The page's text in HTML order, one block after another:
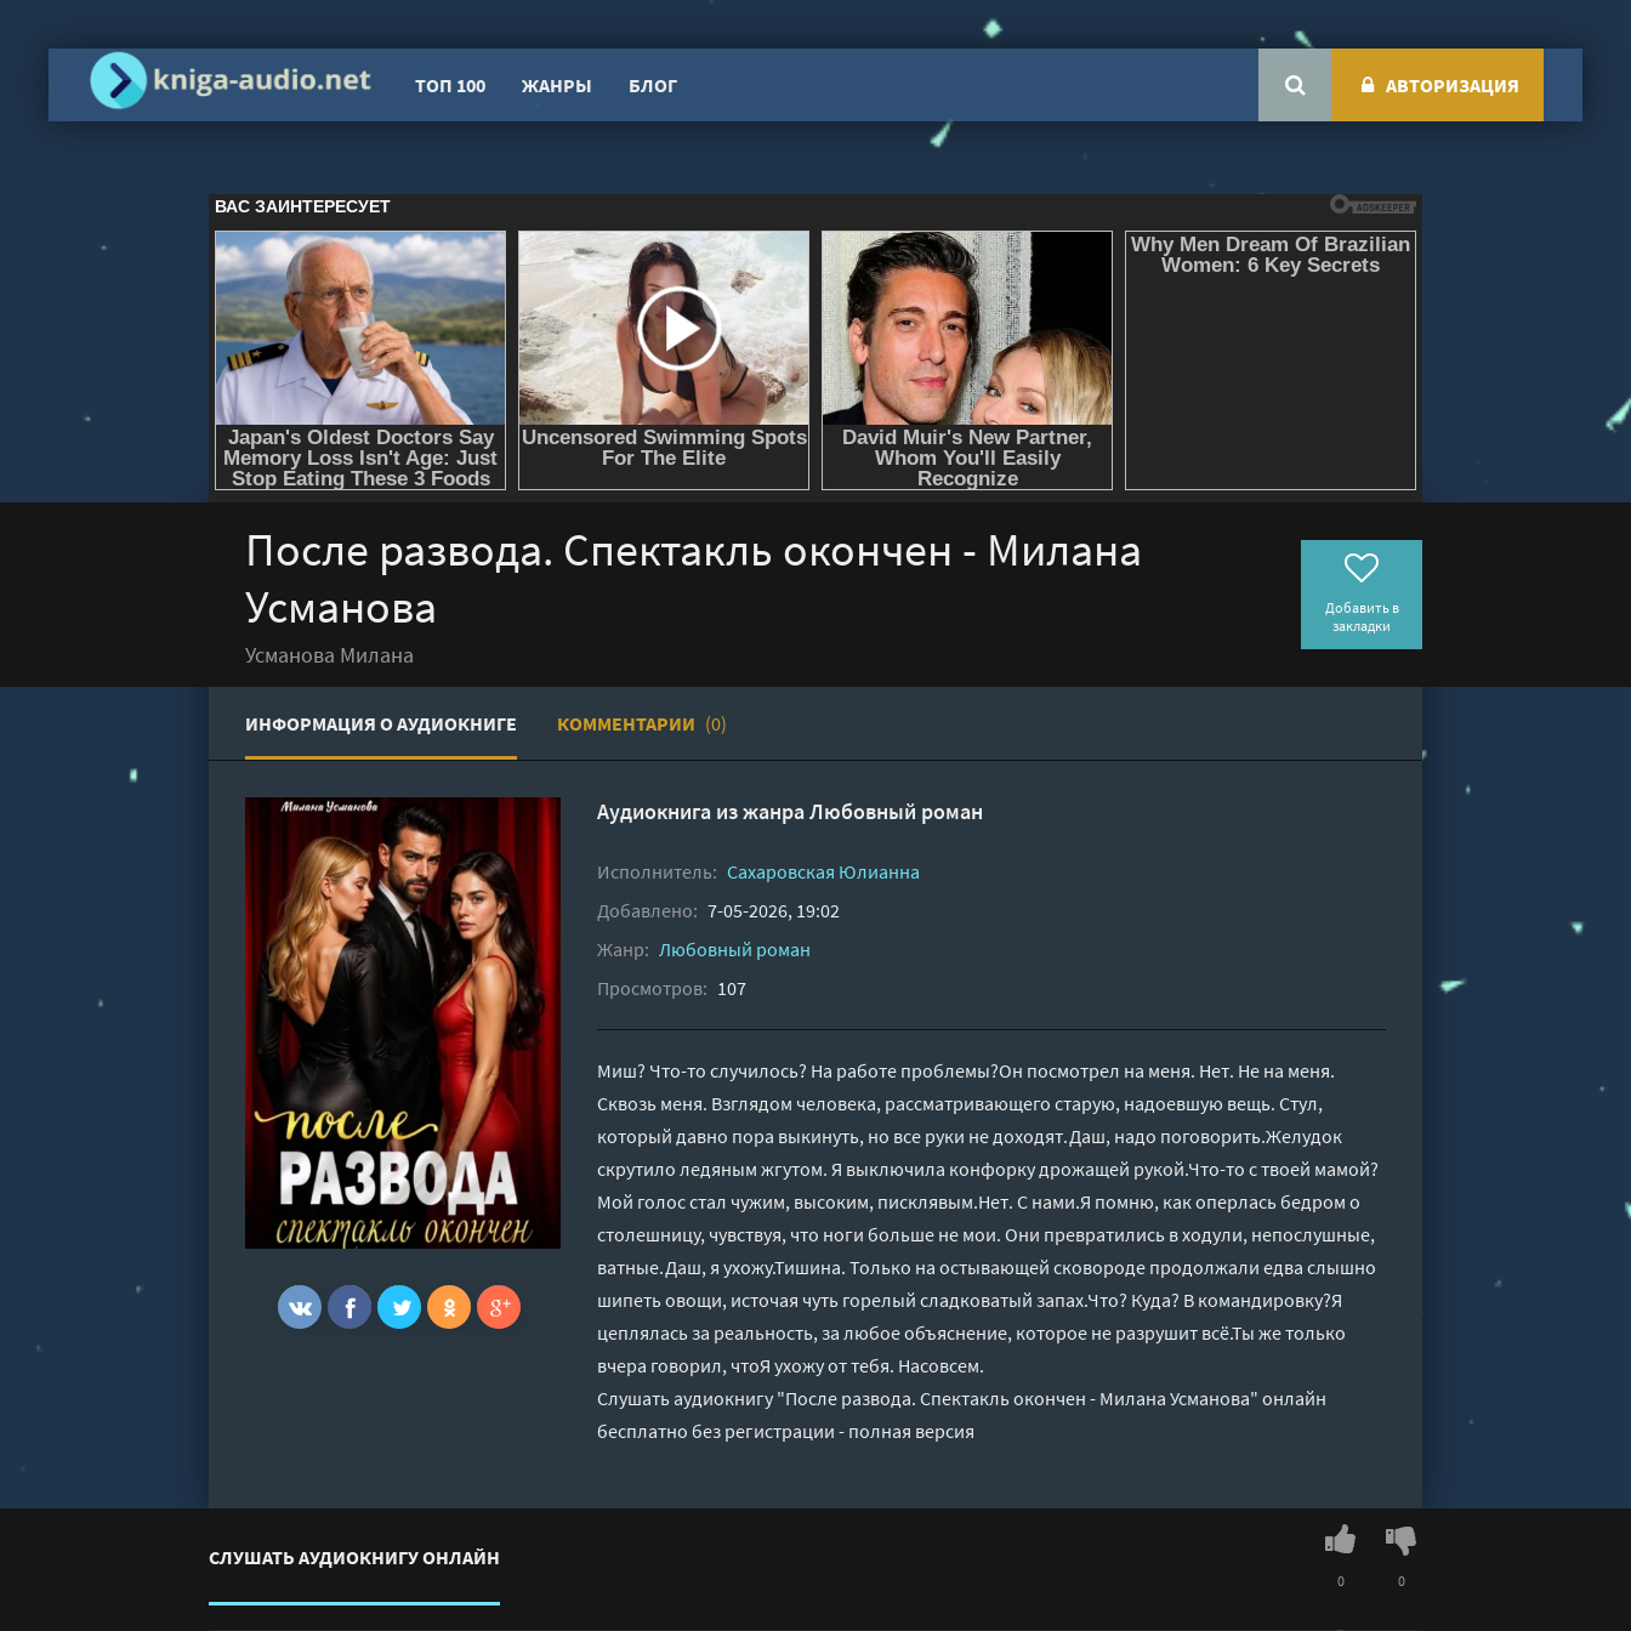
ТОП 100 ЖАНРЫ БЛОГ АВТОРИЗАЦИЯ
После развода. Спектакль окончен - Милана
Усманова
Усманова Милана
Добавить в
закладки
ИНФОРМАЦИЯ О АУДИОКНИГЕ КОММЕНТАРИИ (0)
Аудиокнига из жанраЛюбовный роман
Исполнитель: Сахаровская Юлианна
Добавлено: 7-05-2026, 19:02
Жанр: Любовный роман
Просмотров: 107
Миш? Что-то случилось? На работе проблемы?Он посмотрел на меня. Нет. Не на меня.
Сквозь меня. Взглядом человека, рассматривающего старую, надоевшую вещь. Стул,
который давно пора выкинуть, но все руки не доходят.Даш, надо поговорить.Желудок
скрутило ледяным жгутом. Я выключила конфорку дрожащей рукой.Что-то с твоей мамой?
Мой голос стал чужим, высоким, писклявым.Нет. С нами.Я помню, как оперлась бедром о
столешницу, чувствуя, что ноги больше не мои. Они превратились в ходули, непослушные,
ватные.Даш, я ухожу.Тишина. Только на остывающей сковороде продолжали едва слышно
шипеть овощи, источая чуть горелый сладковатый запах.Что? Куда? В командировку?Я
цеплялась за реальность, за любое объяснение, которое не разрушит всё.Ты же только
вчера говорил, чтоЯ ухожу от тебя. Насовсем.
Слушать аудиокнигу "После развода. Спектакль окончен - Милана Усманова" онлайн
бесплатно без регистрации - полная версия
СЛУШАТЬ АУДИОКНИГУ ОНЛАЙН
0 0